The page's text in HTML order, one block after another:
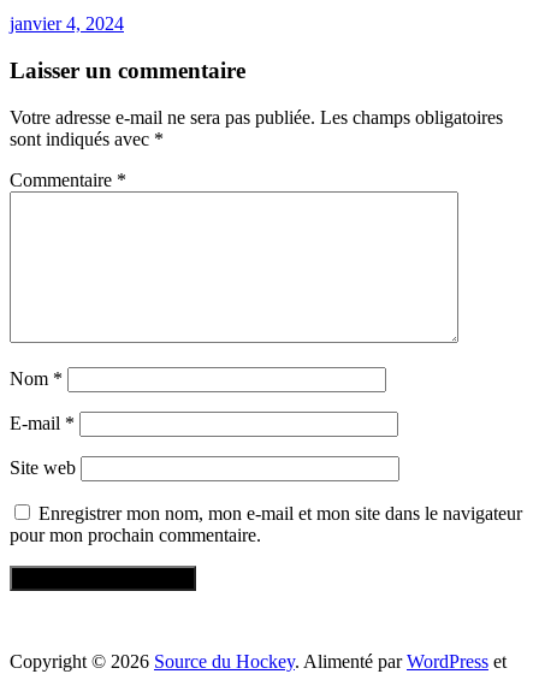
janvier 4, 2024
Laisser un commentaire
Votre adresse e-mail ne sera pas publiée. Les champs obligatoires
sont indiqués avec *
Commentaire *
Nom *
E-mail *
Site web
Enregistrer mon nom, mon e-mail et mon site dans le navigateur
pour mon prochain commentaire.
Copyright © 2026 Source du Hockey. Alimenté parWordPress et